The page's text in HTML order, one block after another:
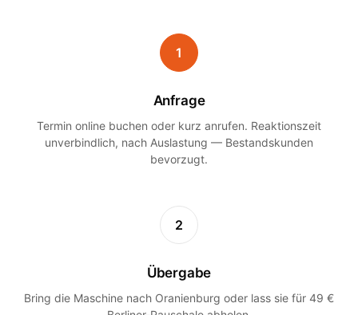
1
Anfrage
Termin online buchen oder kurz anrufen. Reaktionszeit
unverbindlich, nach Auslastung — Bestandskunden
bevorzugt.
2
Übergabe
Bring die Maschine nach Oranienburg oder lass sie für 49 €